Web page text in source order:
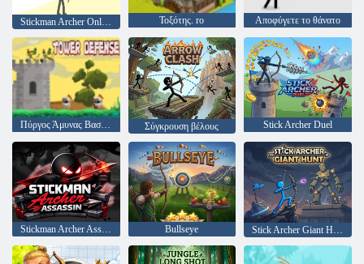
Stickman Archer Online 4 Τοξότης. ro Αποφύγετε το θάνατο
Πύργος Άμυνας Βασιλιάς Σύγκρουση βέλους Stick Archer Duel
Stickman Archer Assassin Bullseye Stick Archer Giant Hunt